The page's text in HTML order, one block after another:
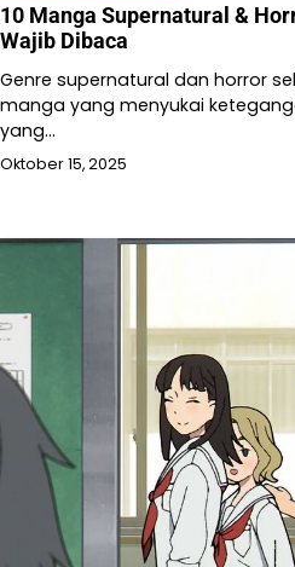
10 Manga Supernatural &
Wajib Dibaca
Genre supernatural dan horror
manga yang menyukai
yang…
Oktober 15, 2025